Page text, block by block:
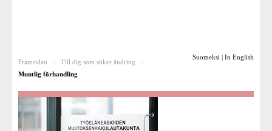
Rättsfall
Besvärsnämnden som arbetsplats
Suomeksi | In English
Framsidan > Till dig som söker ändring
>
Muntlig förhandling